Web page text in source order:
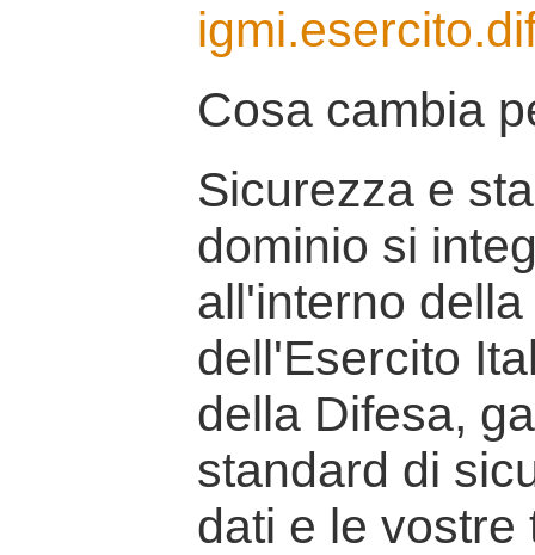
Cosa cambia
Sicurezza e
dominio si
all'interno
dell'Esercito
della Difesa,
standard di
dati e le vostre